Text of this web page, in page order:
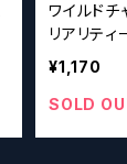
ワイルドチ
リアリテ
ションフル
ーク
Opaque
¥1,170
SOLD